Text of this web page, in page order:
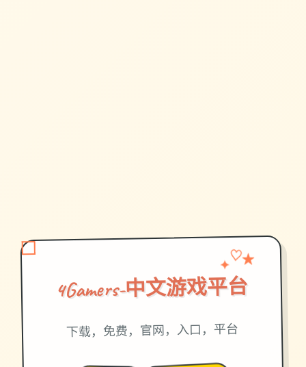
4Gamers-中文游戏平台
✦♡ ★
下载，免费，官网，入口，平台